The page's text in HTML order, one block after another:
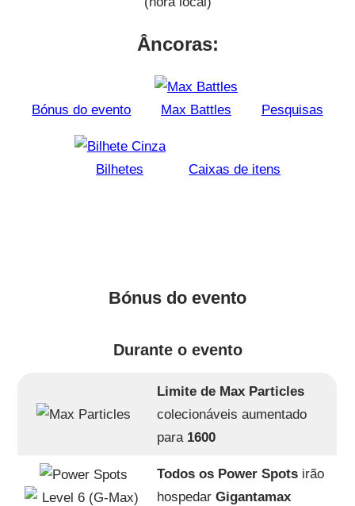
Âncoras:
Bónus do evento Max Battles Pesquisas
Bilhetes Caixas de itens
Bónus do evento
Durante o evento
Limite de Max Particles
colecionáveis aumentado
para 1600
Todos os Power Spots irão
hospedarGigantamax